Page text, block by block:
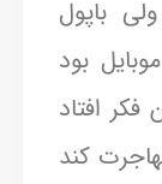
باپول
بود
افتاد
کند